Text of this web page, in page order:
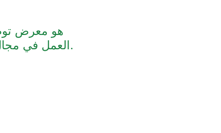
العمل في مجال الأعمال التجارية الزراعية من جميع أنحاء منطقة غرب ميشيغان.